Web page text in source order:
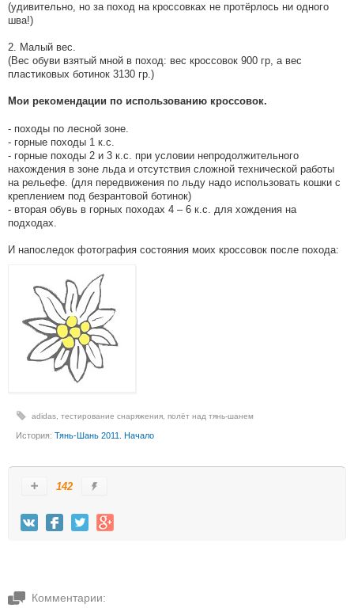
(удивительно, но за поход на кроссовках не протёрлось ни одного
шва!)
2. Малый вес.
(Вес обуви взятый мной в поход: вес кроссовок 900 гр, а вес
пластиковых ботинок 3130 гр.)
Мои рекомендации по использованию кроссовок.
- походы по лесной зоне.
- горные походы 1 к.с.
- горные походы 2 и 3 к.с. при условии непродолжительного
нахождения в зоне льда и отсутствия сложной технической работы
на рельефе. (для передвижения по льду надо использовать кошки с
креплением под безрантовой ботинок)
- вторая обувь в горных походах 4 – 6 к.с. для хождения на
подходах.
И напоследок фотография состояния моих кроссовок после похода:
adidas тестирование снаряжения полёт над тянь-шанем
История: Тянь-Шань 2011. Начало
142
Комментарии: